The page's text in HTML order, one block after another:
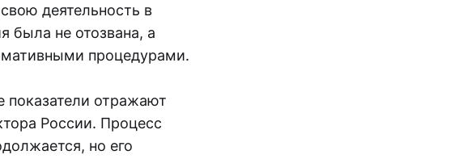
деятельность в
была не отозвана, а
процедурами.
показатели отражают
России. Процесс
но его